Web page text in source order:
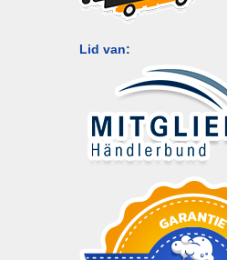
Lid van: